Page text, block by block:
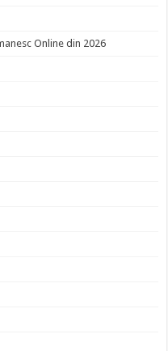
Online din 2026